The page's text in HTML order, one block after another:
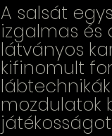
A salsát
izgalmas és
látványos
kifinomult
lábtechnikák
mozdulatok